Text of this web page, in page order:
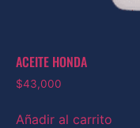
ACEITE HONDA
$43,000
Añadir al carrito